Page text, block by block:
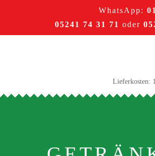
WhatsApp:
05241 74 31 71 oder